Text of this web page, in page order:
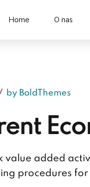
Home O nas
by BoldThemes
added
procedures